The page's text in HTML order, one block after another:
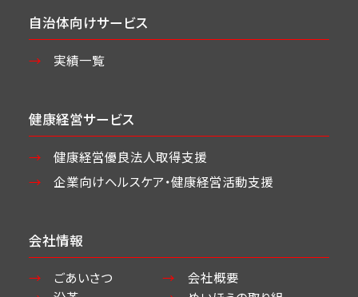
自治体向けサービス
実績一覧
健康経営サービス
健康経営優良法人取得支援
企業向けヘルスケア・健康経営活動支援
会社情報
ごあいさつ
会社概要